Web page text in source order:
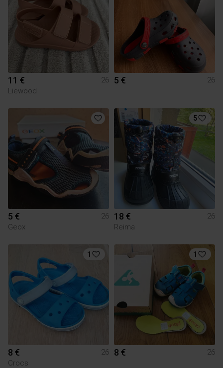
11 €
26
Liewood
5 € 26
5 €
26
Geox
5
18 €
26
Reima
1
8 €
26
Crocs
1
8 € 26